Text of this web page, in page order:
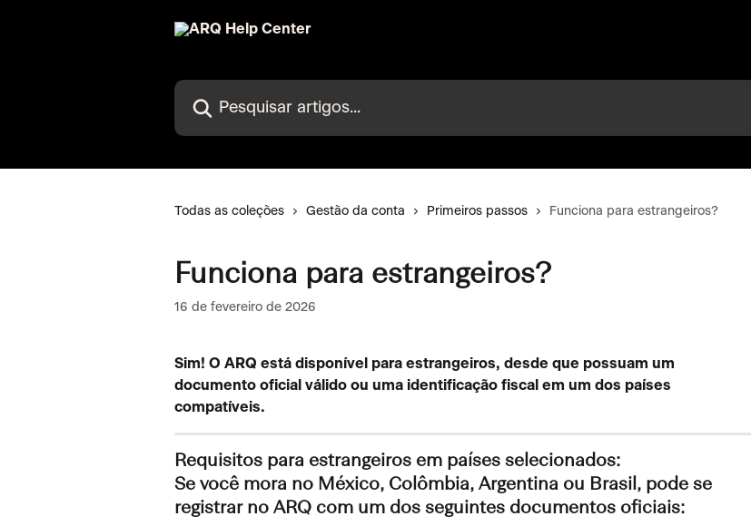
Pesquisar artigos...
Todas as coleções Gestão da conta Primeiros passos Funciona para estrangeiros?
Funciona para estrangeiros?
16 de fevereiro de 2026
Sim! O ARQ está disponível para estrangeiros, desde que possuam um
documento oficial válido ou uma identificação fiscal em um dos países
compatíveis.
Requisitos para estrangeiros em países selecionados:
Se você mora no México, Colômbia, Argentina ou Brasil, pode se
registrar no ARQ com um dos seguintes documentos oficiais: